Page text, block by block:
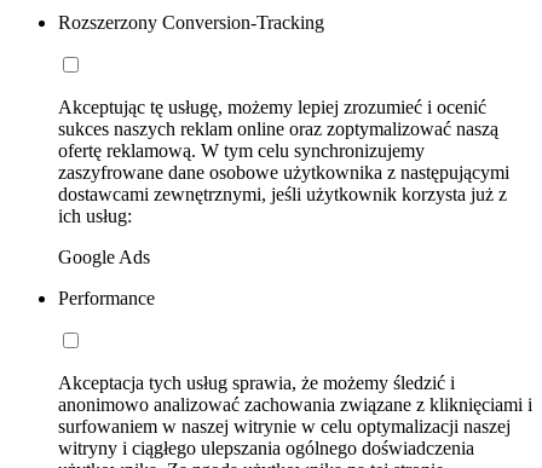
Rozszerzony Conversion-Tracking
Akceptując tę usługę, możemy lepiej zrozumieć i ocenić
sukces naszych reklam online oraz zoptymalizować naszą
ofertę reklamową. W tym celu synchronizujemy
zaszyfrowane dane osobowe użytkownika z następującymi
dostawcami zewnętrznymi, jeśli użytkownik korzysta już z
ich usług:
Google Ads
Performance
Akceptacja tych usług sprawia, że możemy śledzić i
anonimowo analizować zachowania związane z kliknięciami i
surfowaniem w naszej witrynie w celu optymalizacji naszej
witryny i ciągłego ulepszania ogólnego doświadczenia